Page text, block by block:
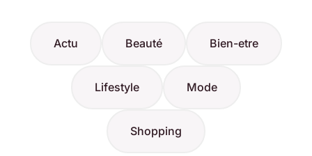
Actu Beauté Bien-etre
Lifestyle Mode
Shopping